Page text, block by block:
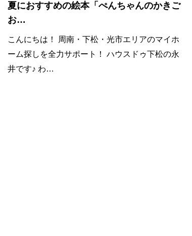
夏におすすめの絵本「ぺんちゃんのかきご
お…
こんにちは！ 周南・下松・光市エリアのマイホ
ーム探しを全力サポート！ ハウスドゥ下松の永
井です♪ わ…